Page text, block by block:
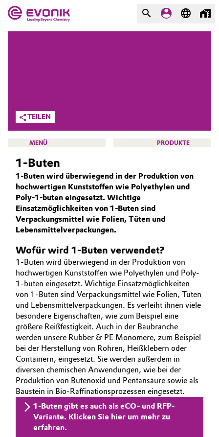
Additive Manufacturing
Aerospace
Agriculture
Animal Nutrition & Health
Automotive & Transportation
Battery
Building, Construction & Infrastructure
Catalysts
Chemical Industry
Circular Economy
Coatings, Paints & Printing
Composites
Consumer Goods & Lifestyle
Was uns antreibt
Über Evonik
We go beyond
Innovation
Purpose
BVB Partnerschaft
Geschichte
Struktur & Organisation
Vorstand
Aufsichtsrat
Struktur
Business Lines
Weltweite Standorte
ESHQ
Einkauf
Governance & Compliance
TEILEN
MENÜ PRODUKTE
OXENO
ÜBER UNS
UNSER GESCHÄFT
SERVICES
1-Buten
1-Buten wird überwiegend in der Produktion von
hochwertigen Kunststoffen wie Polyethylen und
Poly-1-buten eingesetzt. Wichtige
Einsatzmöglichkeiten von 1-Buten sind
Verpackungsmittel wie Folien, Tüten und
Lebensmittelverpackungen.
Wofür wird 1-Buten verwendet?
1-Buten wird überwiegend in der Produktion von
hochwertigen Kunststoffen wie Polyethylen und Poly-
1-buten eingesetzt. Wichtige Einsatzmöglichkeiten
von 1-Buten sind Verpackungsmittel wie Folien, Tüten
und Lebensmittelverpackungen. Es verleiht ihnen viele
besondere Eigenschaften, wie zum Beispiel eine
größere Reißfestigkeit. Auch in der Baubranche
werden unsere Rubber & PE Monomere, zum Beispiel
bei der Herstellung von Rohren, Heißklebern oder
Containern, eingesetzt. Sie werden außerdem in
diversen chemischen Anwendungen, wie bei der
Produktion von Butenoxid und Pentansäure sowie als
Baustein in Bio-Raffinationsprozessen eingesetzt.
1-Buten gibt es auch als eCO- und RFP-
Variante. Klicken Sie hier um mehr zu
erfahren.